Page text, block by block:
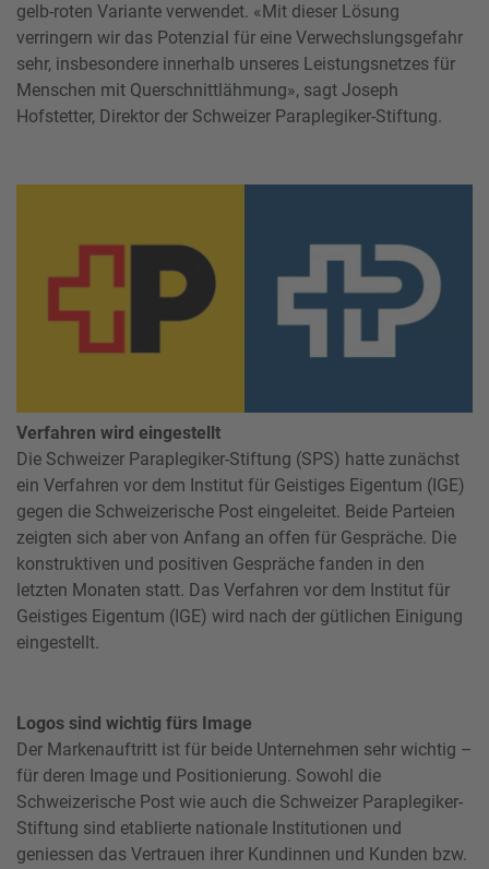
gelb-roten Variante verwendet. «Mit dieser Lösung
verringern wir das Potenzial für eine Verwechslungsgefahr
sehr, insbesondere innerhalb unseres Leistungsnetzes für
Menschen mit Querschnittlähmung», sagt Joseph
Hofstetter, Direktor der Schweizer Paraplegiker-Stiftung.
Verfahren wird eingestellt
Die Schweizer Paraplegiker-Stiftung (SPS) hatte zunächst
ein Verfahren vor dem Institut für Geistiges Eigentum (IGE)
gegen die Schweizerische Post eingeleitet. Beide Parteien
zeigten sich aber von Anfang an offen für Gespräche. Die
konstruktiven und positiven Gespräche fanden in den
letzten Monaten statt. Das Verfahren vor dem Institut für
Geistiges Eigentum (IGE) wird nach der gütlichen Einigung
eingestellt.
Logos sind wichtig fürs Image
Der Markenauftritt ist für beide Unternehmen sehr wichtig –
für deren Image und Positionierung. Sowohl die
Schweizerische Post wie auch die Schweizer Paraplegiker-
Stiftung sind etablierte nationale Institutionen und
geniessen das Vertrauen ihrer Kundinnen und Kunden bzw.